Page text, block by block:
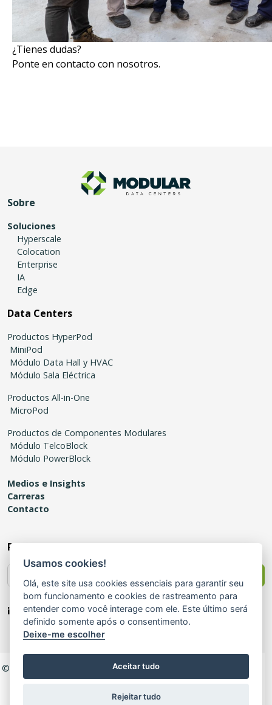
¿Tienes dudas?
Ponte en contacto con nosotros.
Sobre
Soluciones
Hyperscale
Colocation
Enterprise
IA
Edge
Data Centers
Productos HyperPod
MiniPod
Módulo Data Hall y HVAC
Módulo Sala Eléctrica
Productos All-in-One
MicroPod
Productos de Componentes Modulares
Módulo TelcoBlock
Módulo PowerBlock
Medios e Insights
Carreras
Contacto
Recibe novedades
¡Síguenos!
© 2025 Modular – Todos los derechos reservados |
Privacidad|Política de Calidad|Certificado de Registro|
Canal de Ética
Usamos cookies!
Olá, este site usa cookies essenciais para garantir seu
bom funcionamento e cookies de rastreamento para
entender como você interage com ele. Este último será
definido somente após o consentimento.
Deixe-me escolher
Aceitar tudo
Rejeitar tudo